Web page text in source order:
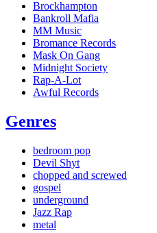
Brockhampton
Bankroll Mafia
MM Music
Bromance Records
Mask On Gang
Midnight Society
Rap-A-Lot
Awful Records
Genres
bedroom pop
Devil Shyt
chopped and screwed
gospel
underground
Jazz Rap
metal